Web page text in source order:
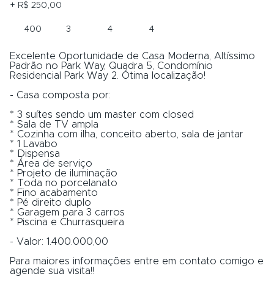
+ R$ 250,00
400 3 4 4
Excelente Oportunidade de Casa Moderna, Altíssimo
Padrão no Park Way, Quadra 5, Condomínio
Residencial Park Way 2. Ótima localização!
- Casa composta por:
* 3 suítes sendo um master com closed
* Sala de TV ampla
* Cozinha com ilha, conceito aberto, sala de jantar
* 1 Lavabo
* Dispensa
* Área de serviço
* Projeto de iluminação
* Toda no porcelanato
* Fino acabamento
* Pé direito duplo
* Garagem para 3 carros
* Piscina e Churrasqueira
- Valor: 1.400.000,00
Para maiores informações entre em contato comigo e
agende sua visita!!